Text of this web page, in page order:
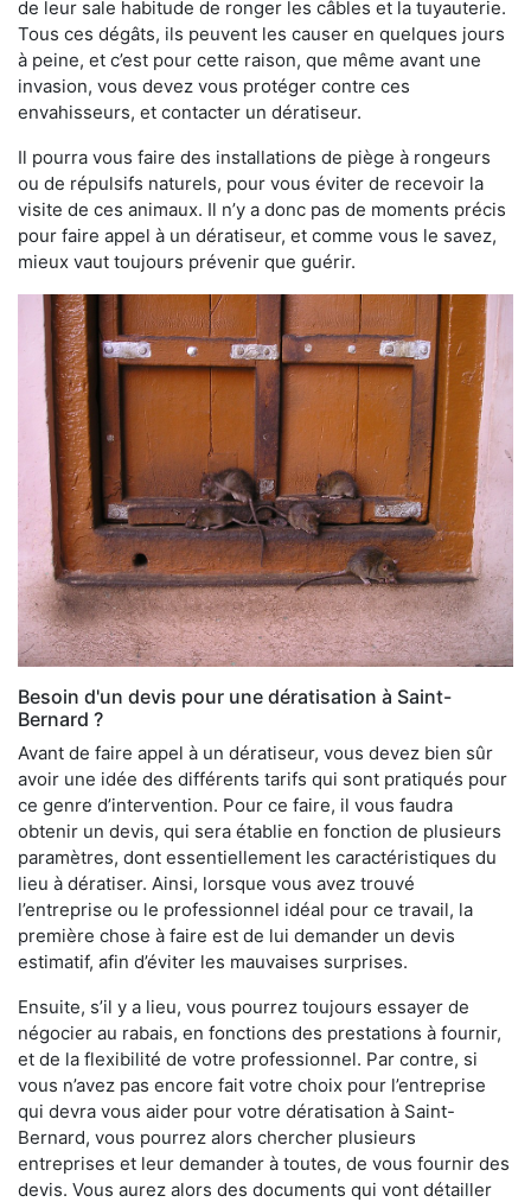
de leur sale habitude de ronger les câbles et la tuyauterie.
Tous ces dégâts, ils peuvent les causer en quelques jours
à peine, et c’est pour cette raison, que même avant une
invasion, vous devez vous protéger contre ces
envahisseurs, et contacter un dératiseur.
Il pourra vous faire des installations de piège à rongeurs
ou de répulsifs naturels, pour vous éviter de recevoir la
visite de ces animaux. Il n’y a donc pas de moments précis
pour faire appel à un dératiseur, et comme vous le savez,
mieux vaut toujours prévenir que guérir.
Besoin d'un devis pour une dératisation à Saint-
Bernard ?
Avant de faire appel à un dératiseur, vous devez bien sûr
avoir une idée des différents tarifs qui sont pratiqués pour
ce genre d’intervention. Pour ce faire, il vous faudra
obtenir un devis, qui sera établie en fonction de plusieurs
paramètres, dont essentiellement les caractéristiques du
lieu à dératiser. Ainsi, lorsque vous avez trouvé
l’entreprise ou le professionnel idéal pour ce travail, la
première chose à faire est de lui demander un devis
estimatif, afin d’éviter les mauvaises surprises.
Ensuite, s’il y a lieu, vous pourrez toujours essayer de
négocier au rabais, en fonctions des prestations à fournir,
et de la flexibilité de votre professionnel. Par contre, si
vous n’avez pas encore fait votre choix pour l’entreprise
qui devra vous aider pour votre dératisation à Saint-
Bernard, vous pourrez alors chercher plusieurs
entreprises et leur demander à toutes, de vous fournir des
devis. Vous aurez alors des documents qui vont détailler